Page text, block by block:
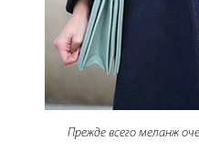
Прежде всего меланж